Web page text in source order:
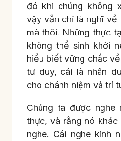
đó khi chúng không
vậy vẫn chỉ là nghĩ về
mà thôi. Những thực
không thể sinh khởi
hiểu biết vững chắc
tư duy, cái là nhân
cho chánh niệm và trí
Chúng ta được nghe
thực, và rằng nó
nghe. Cái nghe kinh